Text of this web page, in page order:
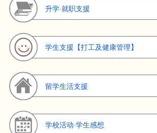
升学·就职支援
学生支援【打工及健康管理】
留学生活支援
学校活动·学生感想